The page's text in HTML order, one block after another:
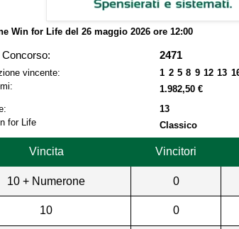
Win for Life del 26 maggio 2026 ore 12:00
Concorso: 2471
vincente:
1 2 5 8 9 12 13
1.982,50 €
13
for Life
Classico
Vincita Vincitori
10 + Numerone 0
10 0